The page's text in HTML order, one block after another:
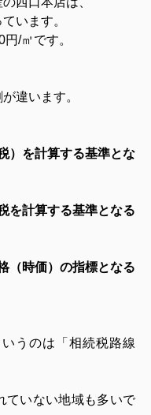
います。
/㎡です。
違います。
）を計算する基準とな
を計算する基準となる
（時価）の指標となる
うのは「相続税路線
ていない地域も多いで